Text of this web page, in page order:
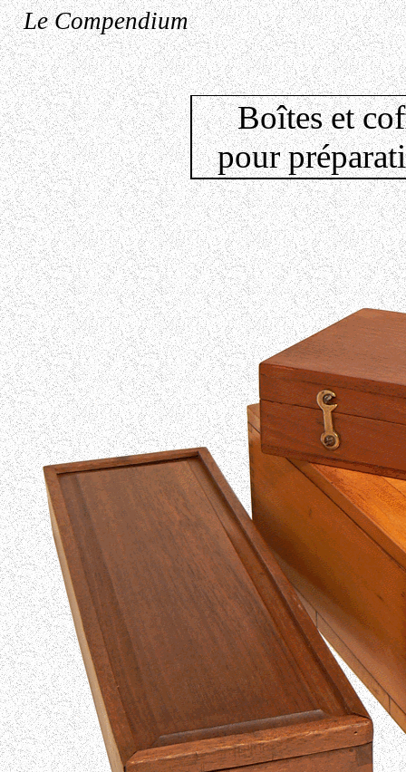
Le Compendium
Boîtes et
pour